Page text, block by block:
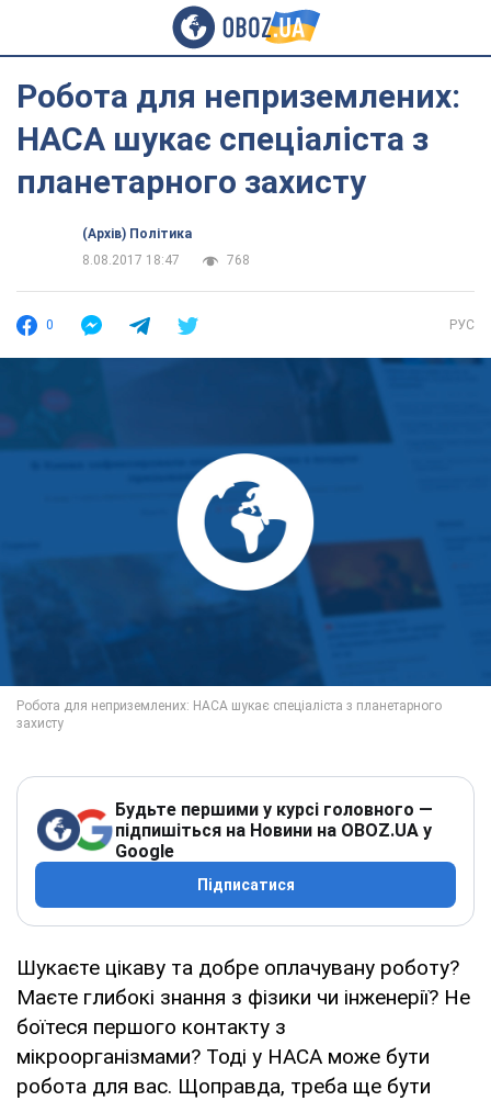
Робота для неприземлених:
НАСА шукає спеціаліста з
планетарного захисту
(Архів) Політика
8.08.2017 18:47
768
0 РУС
Будьте першими у курсі головного —
підпишіться на Новини на OBOZ.UA у
Google
Підписатися
Шукаєте цікаву та добре оплачувану роботу?
Маєте глибокі знання з фізики чи інженерії? Не
боїтеся першого контакту з
мікроорганізмами? Тоді у НАСА може бути
робота для вас. Щоправда, треба ще бути